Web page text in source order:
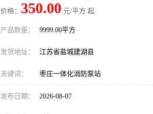
价格： 350.00 元/平方 起
产品数量： 9999.00平方
发货地址： 江苏省盐城建湖县
关键词： 枣庄一体化消防泵站
发布日期： 2026-08-07